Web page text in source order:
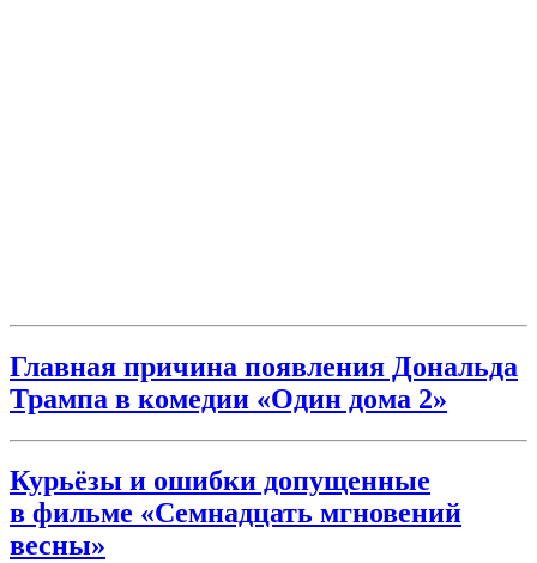
Главная причина появления Дональда
Трампа в комедии «Один дома 2»
Курьёзы и ошибки допущенные
в фильме «Семнадцать мгновений
весны»